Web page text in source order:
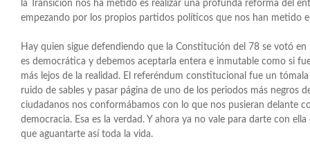
la Transición nos ha metido es realizar una profunda reforma del
empezando por los propios partidos políticos que nos han metido
Hay quien sigue defendiendo que la Constitución del 78 se votó
es democrática y debemos aceptarla entera e inmutable como si
más lejos de la realidad. El referéndum constitucional fue un
ruido de sables y pasar página de uno de los periodos más negros
ciudadanos nos conformábamos con lo que nos pusieran delante
democracia. Esa es la verdad. Y ahora ya no vale para darte con
que aguantarte así toda la vida.